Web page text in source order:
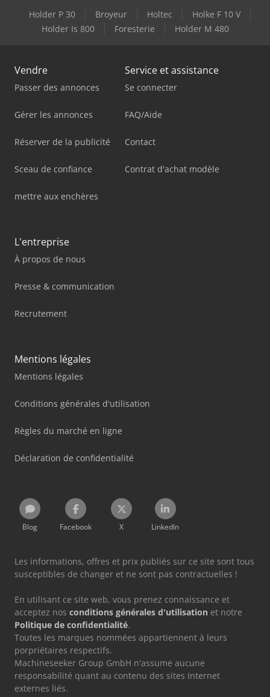
Holder P 30 Broyeur Holtec
Holke F 10 V
Holder Is 800
Foresterie Holder M 480
Vendre
Passer des annonces
Gérer les annonces
Réserver de la publicité
Sceau de confiance
mettre aux enchères
Service et assistance
Se connecter
FAQ/Aide
Contact
Contrat d'achat modèle
L'entreprise
À propos de nous
Presse & communication
Recrutement
Mentions légales
Mentions légales
Conditions générales d'utilisation
Règles du marché en ligne
Déclaration de confidentialité
Blog Facebook X LinkedIn
Les informations, offres et prix publiés sur ce site sont tous
susceptibles de changer et ne sont pas contractuelles !
En utilisant ce site web, vous prenez connaissance et
acceptez nos conditions générales d'utilisation et notre
Politique de confidentialité.
Toutes les marques nommées appartiennent à leurs
porpriétaires respectifs.
Machineseeker Group GmbH n'assume aucune
responsabilité quant au contenu des sites Internet
externes liés.